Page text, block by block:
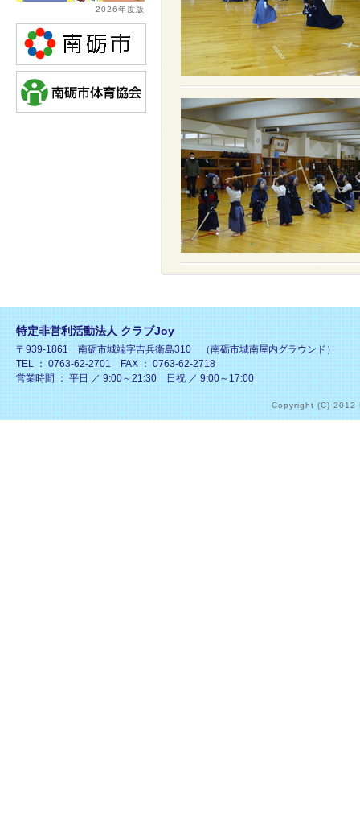
2026年度版
特定非営利活動法人 クラブJoy
〒939-1861 南砺市城端字吉兵衛島310 （南砺市城南屋内グラウンド）
TEL ： 0763-62-2701 FAX ： 0763-62-2718
営業時間 ： 平日 ／ 9:00～21:30 日祝 ／ 9:00～17:00
Copyright (C) 2012